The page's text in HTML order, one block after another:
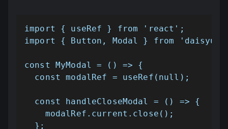
import { useRef } from 'react';
import { Button, Modal } from
const MyModal = () => {
  const modalRef = useRef(null);
  const handleCloseModal = () => {
    modalRef.current.close();
  };